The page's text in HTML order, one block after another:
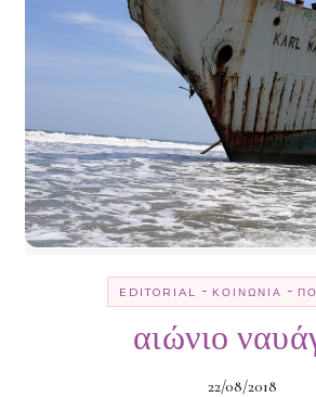
EDITORIAL - ΚΟΙΝΩΝΊΑ -
αιώνιο
22/08/2018